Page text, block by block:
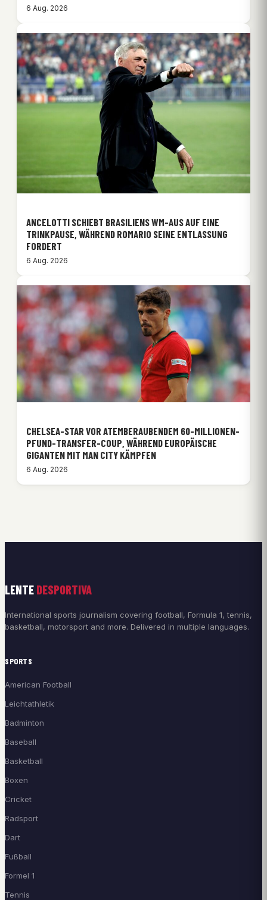
6 Aug. 2026
ANCELOTTI SCHIEBT BRASILIENS WM-AUS AUF EINE
TRINKPAUSE, WÄHREND ROMARIO SEINE ENTLASSUNG
FORDERT
6 Aug. 2026
CHELSEA-STAR VOR ATEMBERAUBENDEM 60-MILLIONEN-
PFUND-TRANSFER-COUP, WÄHREND EUROPÄISCHE
GIGANTEN MIT MAN CITY KÄMPFEN
6 Aug. 2026
LENTE DESPORTIVA
International sports journalism covering football, Formula 1, tennis,
basketball, motorsport and more. Delivered in multiple languages.
SPORTS
American Football
Leichtathletik
Badminton
Baseball
Basketball
Boxen
Cricket
Radsport
Dart
Fußball
Formel 1
Tennis